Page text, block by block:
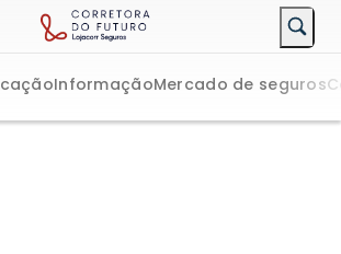
InformaçãoMercado de seguros